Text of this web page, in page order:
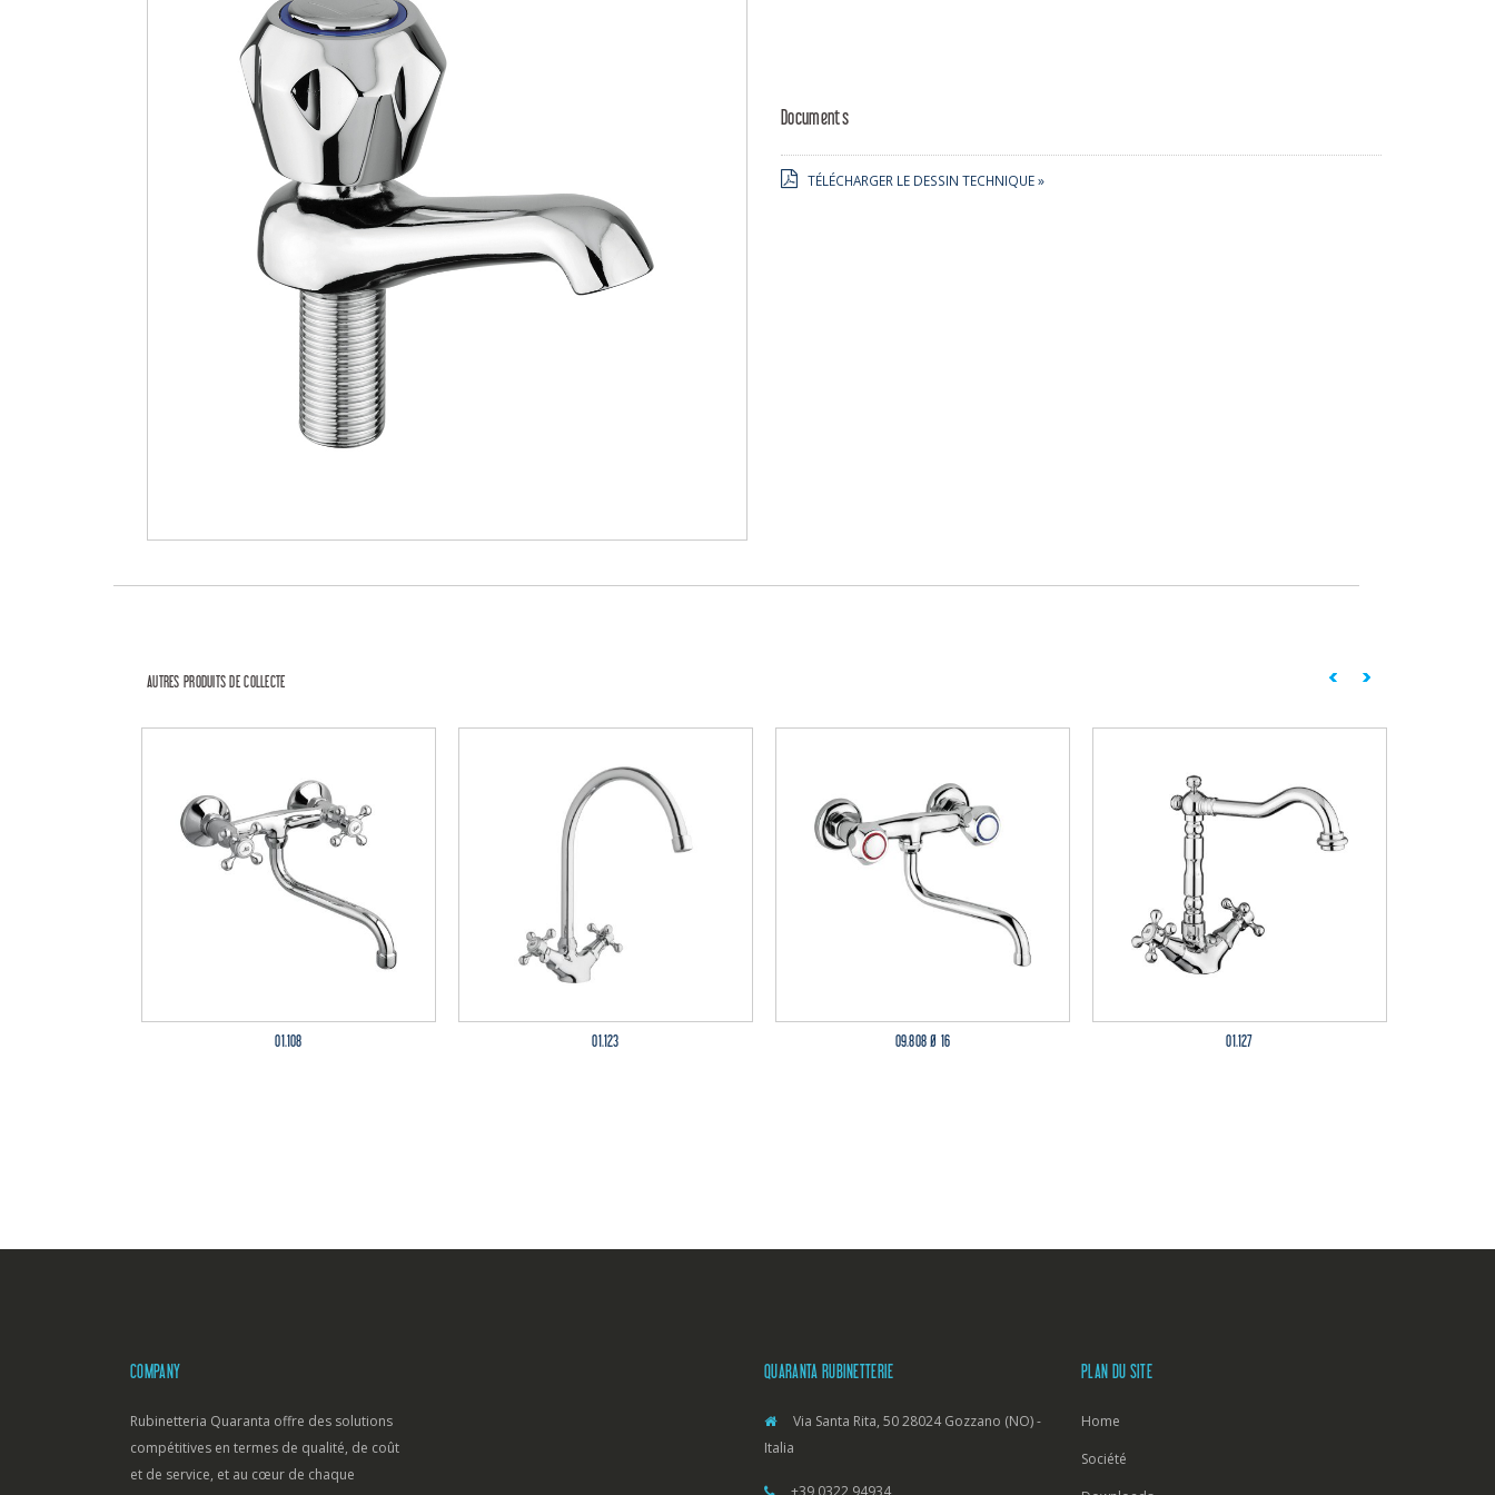
Documents
TÉLÉCHARGER LE DESSIN TECHNIQUE »
AUTRES PRODUITS DE COLLECTE
01.108 01.123 09.808 Ø 16 01.127
COMPANY
Rubinetteria Quaranta offre des solutions
compétitives en termes de qualité, de coût
et de service, et au cœur de chaque
QUARANTA RUBINETTERIE
Via Santa Rita, 50 28024 Gozzano (NO) -
Italia
+39 0322 94934
PLAN DU SITE
Home
Société